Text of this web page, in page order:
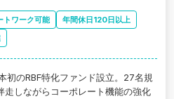
トワーク可能
年間休日120日以上
初のRBF特化ファンド設立。27名規
走しながらコーポレート機能の強化